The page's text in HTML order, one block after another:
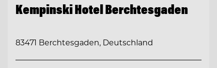
Kempinski Hotel Berchtesgaden
83471 Berchtesgaden, Deutschland